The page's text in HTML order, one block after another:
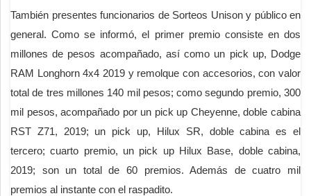
También presentes funcionarios de Sorteos Unison y público en
general. Como se informó, el primer premio consiste en dos
millones de pesos acompañado, así como un pick up, Dodge
RAM Longhorn 4x4 2019 y remolque con accesorios, con valor
total de tres millones 140 mil pesos; como segundo premio, 300
mil pesos, acompañado por un pick up Cheyenne, doble cabina
RST Z71, 2019; un pick up, Hilux SR, doble cabina es el
tercero; cuarto premio, un pick up Hilux Base, doble cabina,
2019; son un total de 60 premios. Además de cuatro mil
premios al instante con el raspadito.